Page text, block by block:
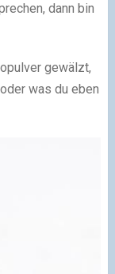
dann bin
gewälzt,
was du eben